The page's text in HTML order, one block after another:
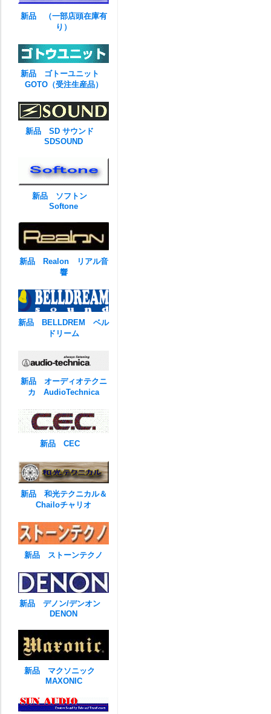
新品 （一部店頭在庫有
り）
新品 ゴトーユニット
GOTO（受注生産品）
新品 SD サウンド
SDSOUND
新品 ソフトン
Softone
新品 Realon リアル音
響
新品 BELLDREM ベル
ドリーム
新品 オーディオテクニ
カ AudioTechnica
新品 CEC
新品 和光テクニカル＆
Chailoチャリオ
新品 ストーンテクノ
新品 デノン/デンオン
DENON
新品 マクソニック
MAXONIC